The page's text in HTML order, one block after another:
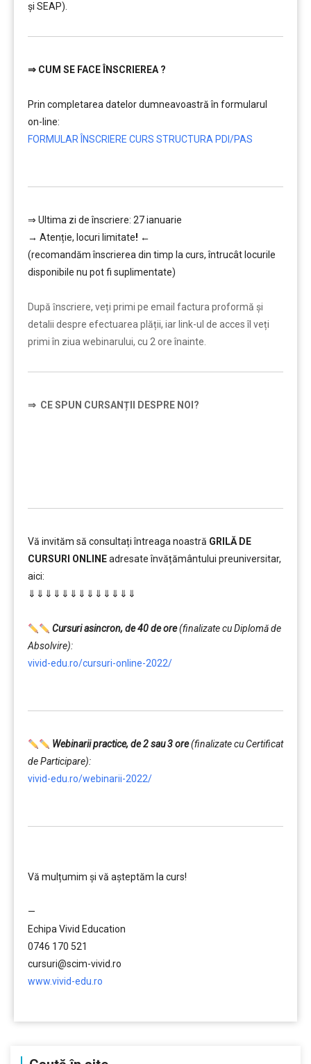
și SEAP).
⇒ CUM SE FACE ÎNSCRIEREA ?
Prin completarea datelor dumneavoastră în formularul
on-line:
FORMULAR ÎNSCRIERE CURS STRUCTURA PDI/PAS
⇒ Ultima zi de înscriere: 27 ianuarie
→ Atenție, locuri limitate! ←
(recomandăm înscrierea din timp la curs, întrucât locurile
disponibile nu pot fi suplimentate)
După ȋnscriere, veți primi pe email factura proformă și
detalii despre efectuarea plății, iar link-ul de acces îl veți
primi în ziua webinarului, cu 2 ore înainte.
⇒ CE SPUN CURSANȚII DESPRE NOI?
Vă invităm să consultați întreaga noastră GRILĂ DE
CURSURI ONLINEadresate învățământului preuniversitar,
aici:
⇓⇓⇓⇓⇓⇓⇓⇓⇓⇓⇓⇓⇓
Cursuri asincron, de 40 de ore(finalizate cu Diplomă de
Absolvire):
vivid-edu.ro/cursuri-online-2022/
Webinarii practice, de 2 sau 3 ore(finalizate cu Certificat
de Participare):
vivid-edu.ro/webinarii-2022/
Vă mulțumim și vă aşteptăm la curs!
—
Echipa Vivid Education
0746 170 521
cursuri@scim-vivid.ro
www.vivid-edu.ro